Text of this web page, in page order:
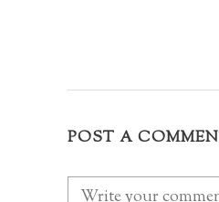
POST A